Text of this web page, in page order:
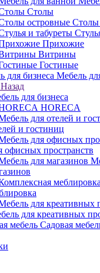
Столы
Столы
Прихожие
Витрины
Гостиные
Мебель
Назад
для бизнеса
HORECA
и гостиниц
офисных пространств
для креативных
Садовая